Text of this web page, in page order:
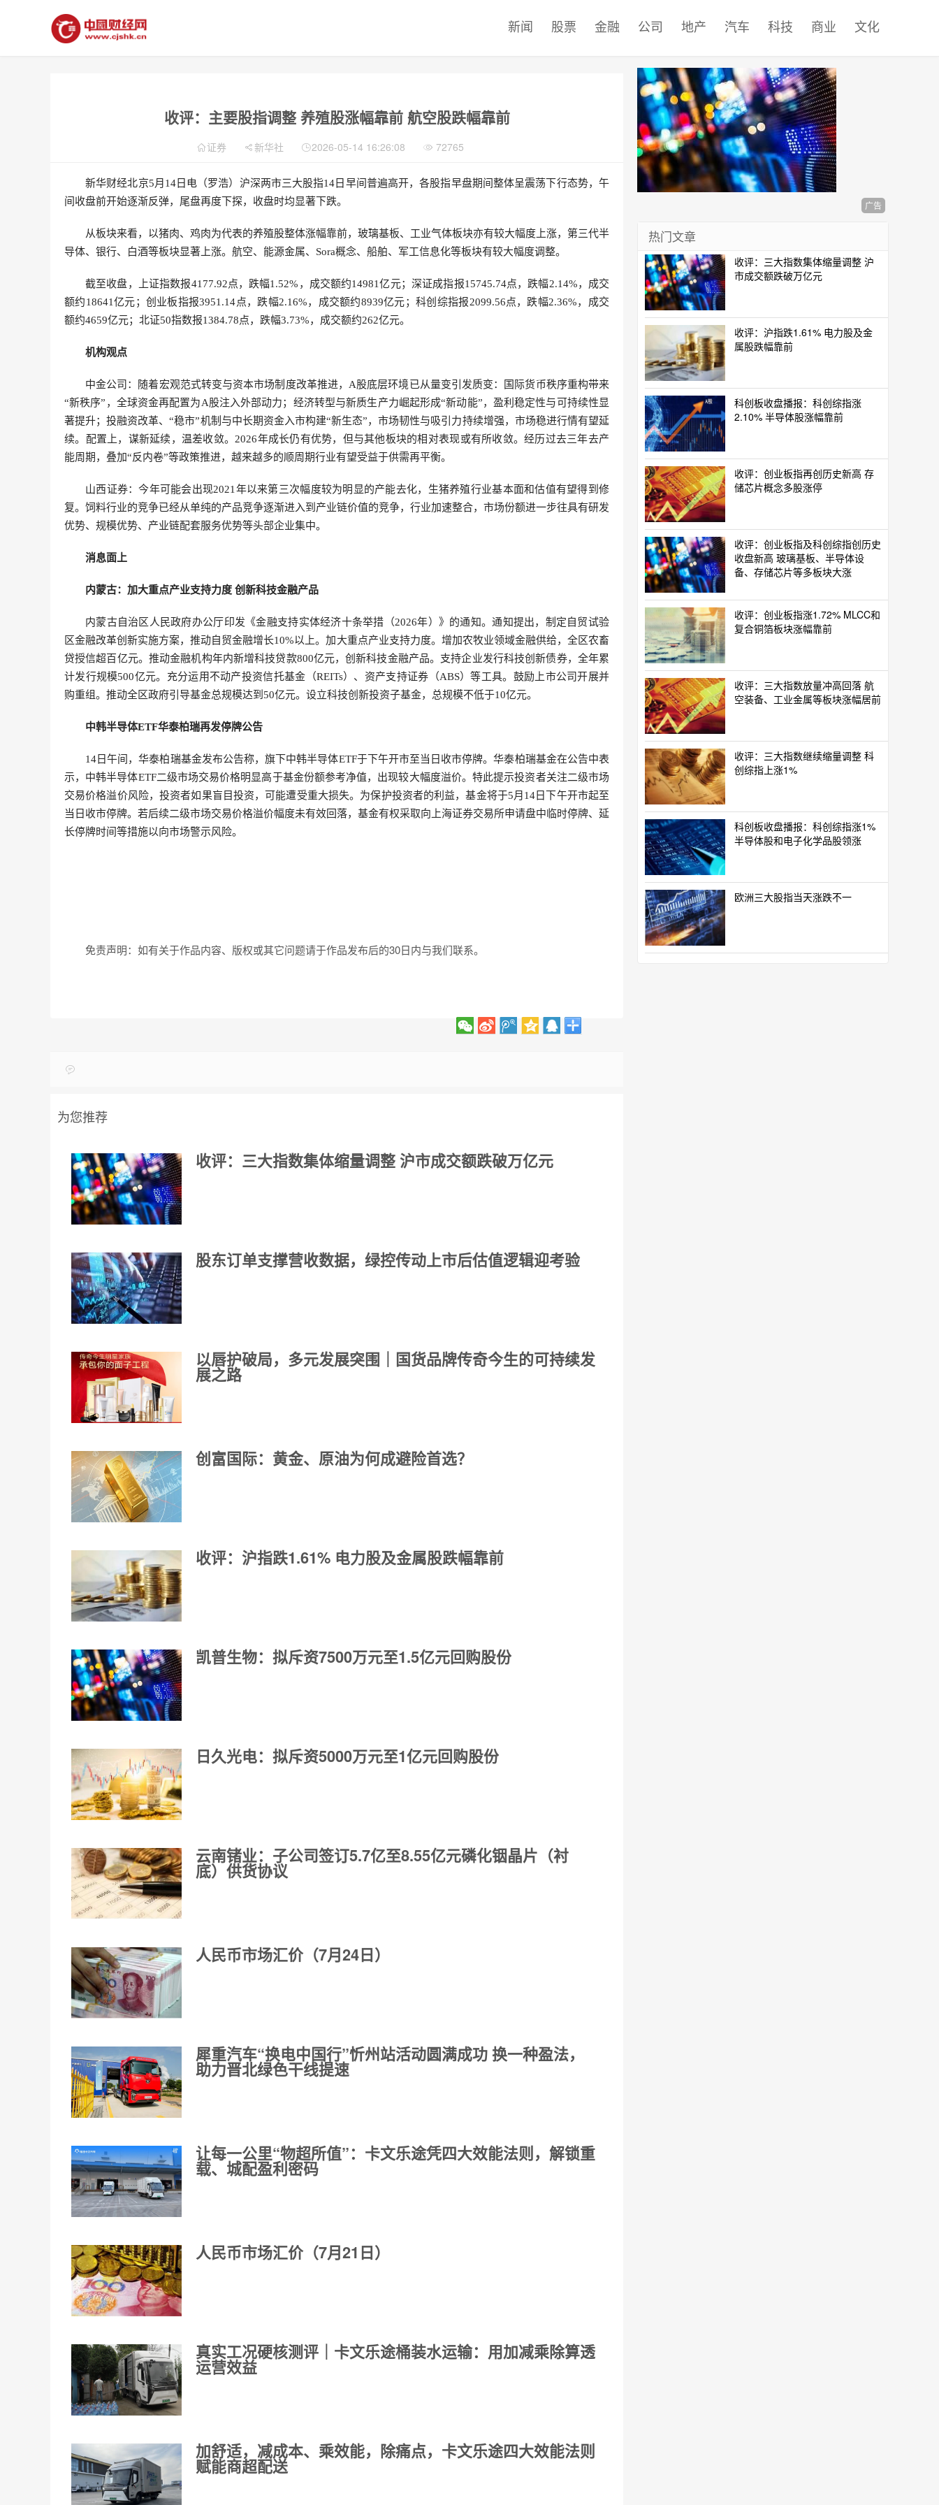
新闻 股票 金融 公司 地产 汽车 科技 商业 文化
收评：主要股指调整 养殖股涨幅靠前 航空股跌幅靠前
证券 新华社 2026-05-14 16:26:08 72765
新华财经北京5月14日电（罗浩）沪深两市三大股指14日早间普遍高开，各股指早盘期间整体呈震荡下行态势，午
间收盘前开始逐渐反弹，尾盘再度下探，收盘时均显著下跌。
从板块来看，以猪肉、鸡肉为代表的养殖股整体涨幅靠前，玻璃基板、工业气体板块亦有较大幅度上涨，第三代半
导体、银行、白酒等板块显著上涨。航空、能源金属、Sora概念、船舶、军工信息化等板块有较大幅度调整。
截至收盘，上证指数报4177.92点，跌幅1.52%，成交额约14981亿元；深证成指报15745.74点，跌幅2.14%，成交
额约18641亿元；创业板指报3951.14点，跌幅2.16%，成交额约8939亿元；科创综指报2099.56点，跌幅2.36%，成交
额约4659亿元；北证50指数报1384.78点，跌幅3.73%，成交额约262亿元。
机构观点
中金公司 ：随着宏观范式转变与资本市场制度改革推进，A股底层环境已从量变引发质变：国际货币秩序重构带来
“新秩序”，全球资金再配置为A股注入外部动力；经济转型与新质生产力崛起形成“新动能”，盈利稳定性与可持续性显
著提升；投融资改革、“稳市”机制与中长期资金入市构建“新生态”，市场韧性与吸引力持续增强，市场稳进行情有望延
续。配置上，谋新延续，温差收敛。2026年成长仍有优势，但与其他板块的相对表现或有所收敛。经历过去三年去产
能周期，叠加“反内卷”等政策推进，越来越多的顺周期行业有望受益于供需再平衡。
山西证券：今年可能会出现2021年以来第三次幅度较为明显的产能去化，生猪养殖行业基本面和估值有望得到修
复。饲料行业的竞争已经从单纯的产品竞争逐渐进入到产业链价值的竞争，行业加速整合，市场份额进一步往具有研发
优势、规模优势、产业链配套服务优势等头部企业集中。
消息面上
内蒙古：加大重点产业支持力度 创新科技金融产品
内蒙古自治区人民政府办公厅印发《金融支持实体经济十条举措（2026年）》的通知。通知提出，制定自贸试验
区金融改革创新实施方案，推动自贸金融增长10%以上。加大重点产业支持力度。增加农牧业领域金融供给，全区农畜
贷授信超百亿元。推动金融机构年内新增科技贷款800亿元，创新科技金融产品。支持企业发行科技创新债券，全年累
计发行规模500亿元。充分运用不动产投资信托基金（REITs）、资产支持证券（ABS）等工具。鼓励上市公司开展并
购重组。推动全区政府引导基金总规模达到50亿元。设立科技创新投资子基金，总规模不低于10亿元。
中韩半导体ETF华泰柏瑞再发停牌公告
14日午间，华泰柏瑞基金发布公告称，旗下中韩半导体ETF于下午开市至当日收市停牌。华泰柏瑞基金在公告中表
示，中韩半导体ETF二级市场交易价格明显高于基金份额参考净值，出现较大幅度溢价。特此提示投资者关注二级市场
交易价格溢价风险，投资者如果盲目投资，可能遭受重大损失。为保护投资者的利益，基金将于5月14日下午开市起至
当日收市停牌。若后续二级市场交易价格溢价幅度未有效回落，基金有权采取向上海证券交易所申请盘中临时停牌、延
长停牌时间等措施以向市场警示风险。
免责声明：如有关于作品内容、版权或其它问题请于作品发布后的30日内与我们联系。
为您推荐
收评：三大指数集体缩量调整 沪市成交额跌破万亿元
股东订单支撑营收数据，绿控传动上市后估值逻辑迎考验
以唇护破局，多元发展突围｜国货品牌传奇今生的可持续发
展之路
创富国际：黄金、原油为何成避险首选？
收评：沪指跌1.61% 电力股及金属股跌幅靠前
凯普生物：拟斥资7500万元至1.5亿元回购股份
日久光电：拟斥资5000万元至1亿元回购股份
云南锗业：子公司签订5.7亿至8.55亿元磷化铟晶片（衬
底）供货协议
人民币市场汇价（7月24日）
犀重汽车“换电中国行”忻州站活动圆满成功 换一种盈法，
助力晋北绿色干线提速
让每一公里“物超所值”：卡文乐途凭四大效能法则，解锁重
载、城配盈利密码
人民币市场汇价（7月21日）
真实工况硬核测评｜卡文乐途桶装水运输：用加减乘除算透
运营效益
加舒适，减成本、乘效能，除痛点，卡文乐途四大效能法则
赋能商超配送
广告
热门文章
收评：三大指数集体缩量调整 沪
市成交额跌破万亿元
收评：沪指跌1.61% 电力股及金
属股跌幅靠前
科创板收盘播报：科创综指涨
2.10% 半导体股涨幅靠前
收评：创业板指再创历史新高 存
储芯片概念多股涨停
收评：创业板指及科创综指创历史
收盘新高 玻璃基板、半导体设
备、存储芯片等多板块大涨
收评：创业板指涨1.72% MLCC和
复合铜箔板块涨幅靠前
收评：三大指数放量冲高回落 航
空装备、工业金属等板块涨幅居前
收评：三大指数继续缩量调整 科
创综指上涨1%
科创板收盘播报：科创综指涨1%
半导体股和电子化学品股领涨
欧洲三大股指当天涨跌不一